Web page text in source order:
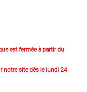
est fermée à partir du
notre site dès le lundi 24